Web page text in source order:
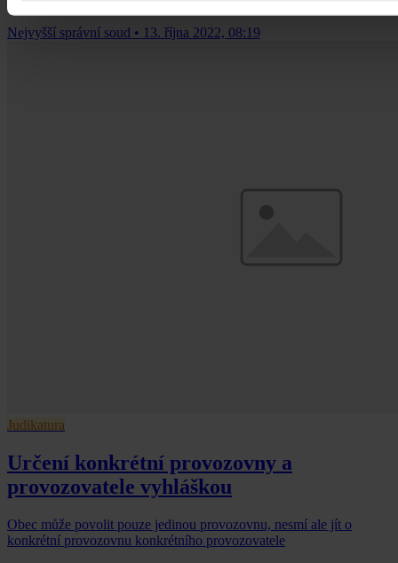
Nejvyšší správní soud • 13. října 2022, 08:19
Judikatura
Určení konkrétní provozovny a
provozovatele vyhláškou
Obec může povolit pouze jedinou provozovnu, nesmí ale jít o
konkrétní provozovnu konkrétního provozovatele